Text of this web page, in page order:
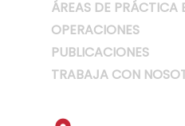
ÁREAS DE PRÁCTICA
OPERACIONES
PUBLICACIONES
TRABAJA CON